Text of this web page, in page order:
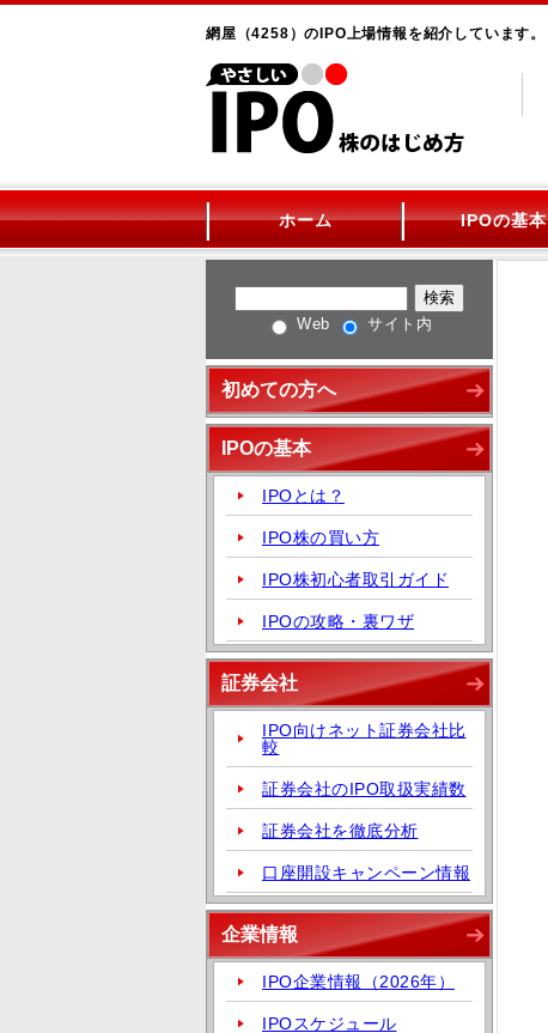
網屋（4258）のIPO上場情報を紹介しています。
ホーム IPOの基本
Web サイト内
初めての方へ
IPOの基本
IPOとは？
IPO株の買い方
IPO株初心者取引ガイド
IPOの攻略・裏ワザ
証券会社
IPO向けネット証券会社比
較
証券会社のIPO取扱実績数
証券会社を徹底分析
口座開設キャンペーン情報
企業情報
IPO企業情報（2026年）
IPOスケジュール